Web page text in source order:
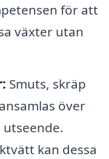
för att
växter utan
Smuts, skräp
över
kan dessa